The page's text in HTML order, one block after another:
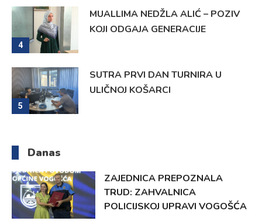
4
MUALLIMA NEDŽLA ALIĆ – POZIV
KOJI ODGAJA GENERACIJE
5
SUTRA PRVI DAN TURNIRA U
ULIČNOJ KOŠARCI
Danas
ZAJEDNICA PREPOZNALA
TRUD: ZAHVALNICA
POLICIJSKOJ UPRAVI VOGOŠĆA